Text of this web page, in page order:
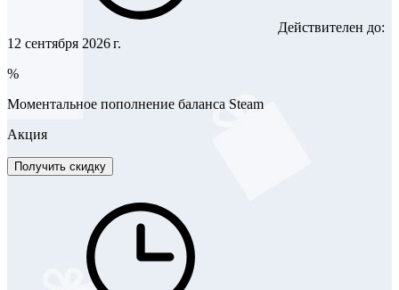
Действителен до:
12 сентября 2026 г.
%
Моментальное пополнение баланса Steam
Акция
Получить скидку